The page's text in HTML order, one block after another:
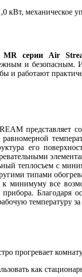
кВт,
MR серии Air
и
и работают
представляет
его
теплосъем с
типами
к минимуму все
Благодаря
температуру
прогревает комнату
как